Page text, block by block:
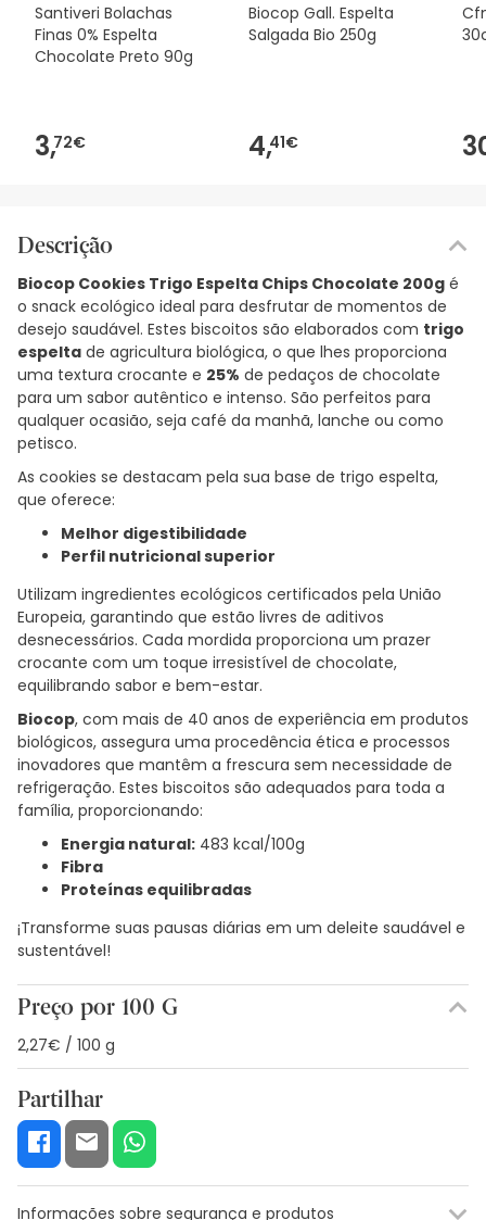
Santiveri Bolachas
Finas 0% Espelta
Chocolate Preto 90g
3,72€
Biocop Gall. Espelta
Salgada Bio 250g
4,41€
Descrição
Biocop Cookies Trigo Espelta Chips Chocolate 200g é
o snack ecológico ideal para desfrutar de momentos de
desejo saudável. Estes biscoitos são elaborados com trigo
espelta de agricultura biológica, o que lhes proporciona
uma textura crocante e 25% de pedaços de chocolate
para um sabor autêntico e intenso. São perfeitos para
qualquer ocasião, seja café da manhã, lanche ou como
petisco.
As cookies se destacam pela sua base de trigo espelta,
que oferece:
Melhor digestibilidade
Perfil nutricional superior
Utilizam ingredientes ecológicos certificados pela União
Europeia, garantindo que estão livres de aditivos
desnecessários. Cada mordida proporciona um prazer
crocante com um toque irresistível de chocolate,
equilibrando sabor e bem-estar.
Biocop, com mais de 40 anos de experiência em produtos
biológicos, assegura uma procedência ética e processos
inovadores que mantêm a frescura sem necessidade de
refrigeração. Estes biscoitos são adequados para toda a
família, proporcionando:
Energia natural: 483 kcal/100g
Fibra
Proteínas equilibradas
¡Transforme suas pausas diárias em um deleite saudável e
sustentável!
Preço por 100 G
2,27€ / 100 g
Partilhar
Informações sobre segurança e produtos